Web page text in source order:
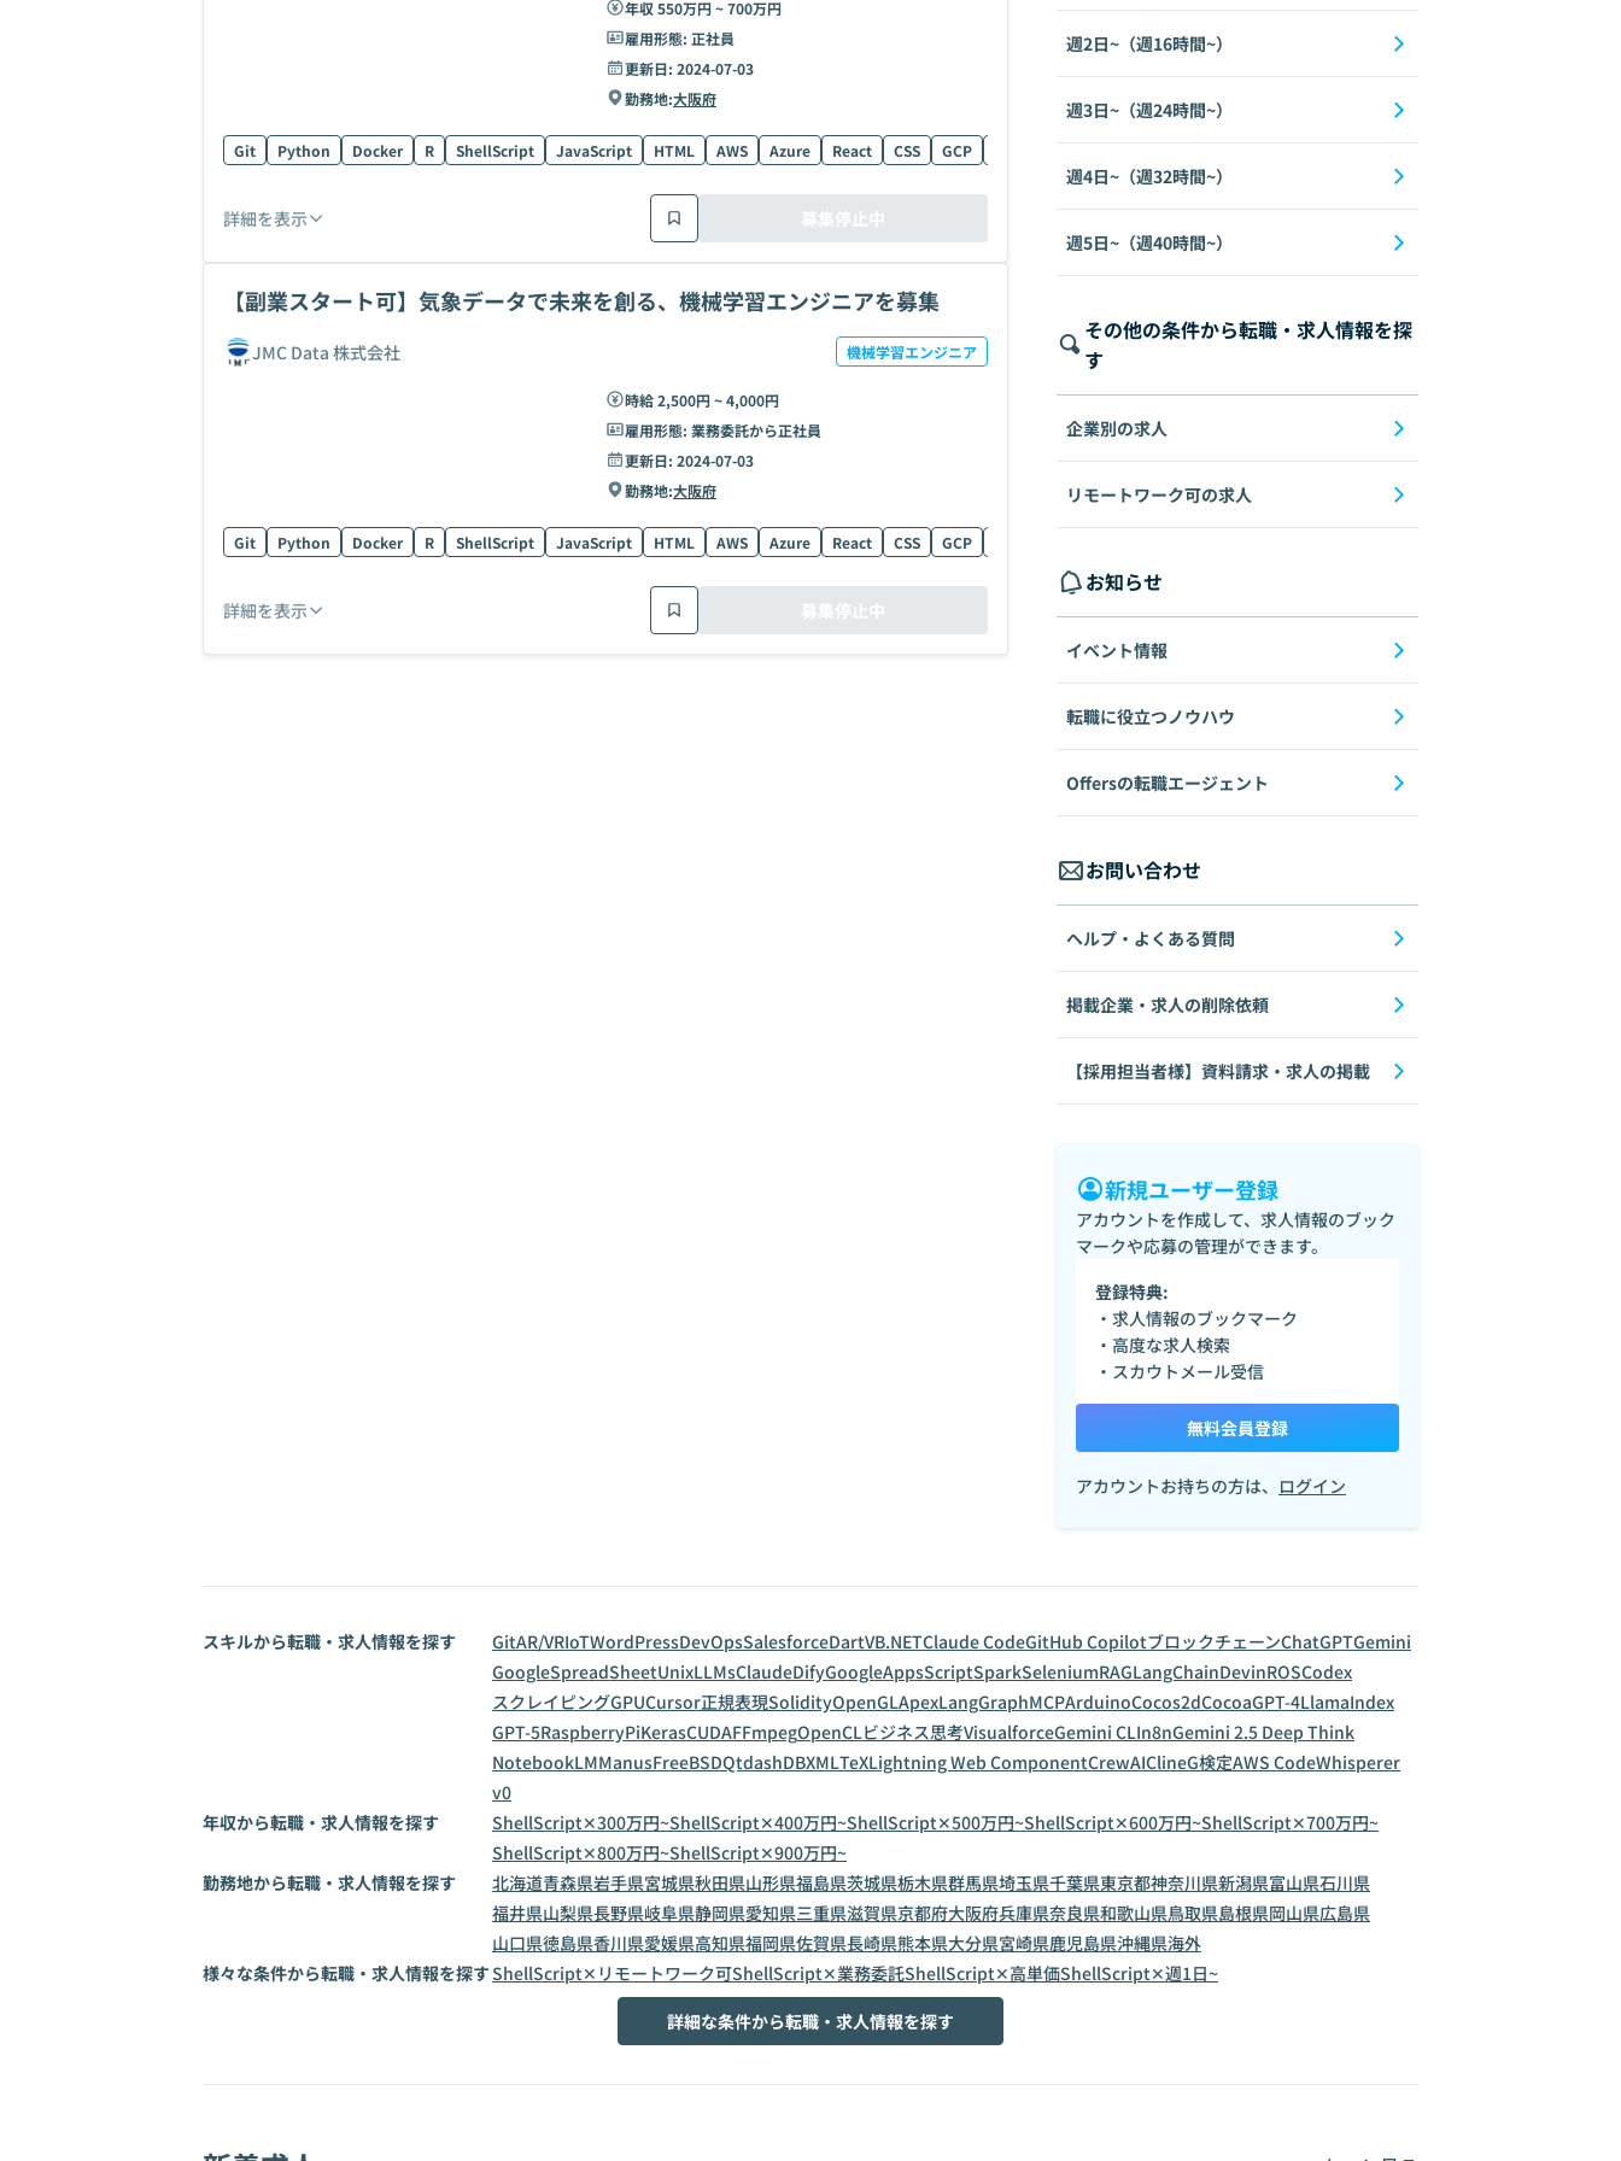
年収 550万円 ~ 700万円
雇用形態: 正社員
更新日: 2024-07-03
勤務地:大阪府
Git Python Docker R ShellScript JavaScript HTML AWS Azure React CSS GCP データ分析 機械学習
詳細を表示 募集停止中
【副業スタート可】気象データで未来を創る、機械学習エンジニアを募集
JMC Data 株式会社 機械学習エンジニア
時給 2,500円 ~ 4,000円
雇用形態: 業務委託から正社員
更新日: 2024-07-03
勤務地:大阪府
Git Python Docker R ShellScript JavaScript HTML AWS Azure React CSS GCP
詳細を表示 募集停止中
週2日~（週16時間~）
週3日~（週24時間~）
週4日~（週32時間~）
週5日~（週40時間~）
その他の条件から転職・求人情報を探
す
企業別の求人
リモートワーク可の求人
お知らせ
イベント情報
転職に役立つノウハウ
Offersの転職エージェント
お問い合わせ
ヘルプ・よくある質問
掲載企業・求人の削除依頼
【採用担当者様】資料請求・求人の掲載
新規ユーザー登録
アカウントを作成して、求人情報のブック
マークや応募の管理ができます。
登録特典:
・求人情報のブックマーク
・高度な求人検索
・スカウトメール受信
無料会員登録
アカウントお持ちの方は、 ログイン
スキルから転職・求人情報を探す GitAR/VRIoTWordPressDevOpsSalesforceDartVB.NETClaude CodeGitHub CopilotブロックチェーンChatGPTGemini
GoogleSpreadSheetUnixLLMsClaudeDifyGoogleAppsScriptSparkSeleniumRAGLangChainDevinROSCodex
スクレイピングGPUCursor正規表現SolidityOpenGLApexLangGraphMCPArduinoCocos2dCocoaGPT-4LlamaIndex
GPT-5RaspberryPiKerasCUDAFFmpegOpenCLビジネス思考VisualforceGemini CLIn8nGemini 2.5 Deep Think
NotebookLMManusFreeBSDQtdashDBXMLTeXLightning Web ComponentCrewAIClineG検定AWS CodeWhisperer
v0
年収から転職・求人情報を探す
ShellScript✕300万円~ShellScript✕400万円~ShellScript✕500万円~ShellScript✕600万円~ShellScript✕700万円~
ShellScript✕800万円~ShellScript✕900万円~
勤務地から転職・求人情報を探す
北海道青森県岩手県宮城県秋田県山形県福島県茨城県栃木県群馬県埼玉県千葉県東京都神奈川県新潟県富山県石川県
福井県山梨県長野県岐阜県静岡県愛知県三重県滋賀県京都府大阪府兵庫県奈良県和歌山県鳥取県島根県岡山県広島県
山口県徳島県香川県愛媛県高知県福岡県佐賀県長崎県熊本県大分県宮崎県鹿児島県沖縄県海外
様々な条件から転職・求人情報を探すShellScript✕リモートワーク可ShellScript✕業務委託ShellScript✕高単価ShellScript✕週1日~
詳細な条件から転職・求人情報を探す